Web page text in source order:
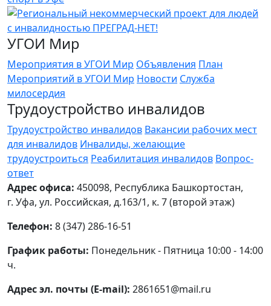
УГОИ Мир
Мероприятия в УГОИ Мир Объявления План
Мероприятий в УГОИ Мир Новости Служба
милосердия
Трудоустройство инвалидов
Трудоустройство инвалидов Вакансии рабочих мест
для инвалидов Инвалиды, желающие
трудоустроиться Реабилитация инвалидов Вопрос-
ответ
Адрес офиса: 450098, Республика Башкортостан,
г. Уфа, ул. Российская, д.163/1, к. 7 (второй этаж)
Телефон: 8 (347) 286-16-51
График работы: Понедельник - Пятница 10:00 - 14:00
ч.
Адрес эл. почты (E-mail): 2861651@mail.ru